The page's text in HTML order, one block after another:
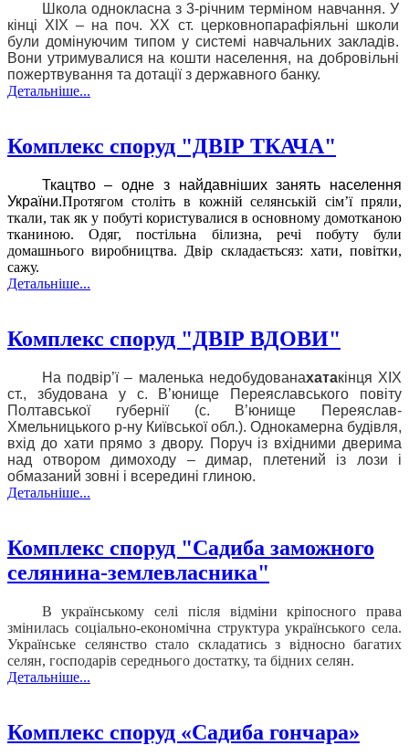
Школа однокласна з 3-річним терміном навчання. У
кінці ХІХ – на поч. ХХ ст. церковнопарафіяльні школи
були домінуючим типом у системі навчальних закладів.
Вони утримувалися на кошти населення, на добровільні
пожертвування та дотації з державного банку.
Детальніше...
Комплекс споруд "ДВІР ТКАЧА"
Ткацтво – одне з найдавніших занять населення
України.Протягом століть в кожній селянській сім’ї пряли,
ткали, так як у побуті користувалися в основному домотканою
тканиною. Одяг, постільна білизна, речі побуту були
домашнього виробництва. Двір складаєтьсяз: хати, повітки,
сажу.
Детальніше...
Комплекс споруд "ДВІР ВДОВИ"
На подвір’ї – маленька недобудованахатакінця ХІХ
ст., збудована у с. В’юнище Переяславського повіту
Полтавської губернії (с. В’юнище Переяслав-
Хмельницького р-ну Київської обл.). Однокамерна будівля,
вхід до хати прямо з двору. Поруч із вхідними дверима
над отвором димоходу – димар, плетений із лози і
обмазаний зовні і всередині глиною.
Детальніше...
Комплекс споруд "Садиба заможного
селянина-землевласника"
В українському селі після відміни кріпосного права
змінилась соціально-економічна структура українського села.
Українське селянство стало складатись з відносно багатих
селян, господарів середнього достатку, та бідних селян.
Детальніше...
Комплекс споруд «Садиба гончара»